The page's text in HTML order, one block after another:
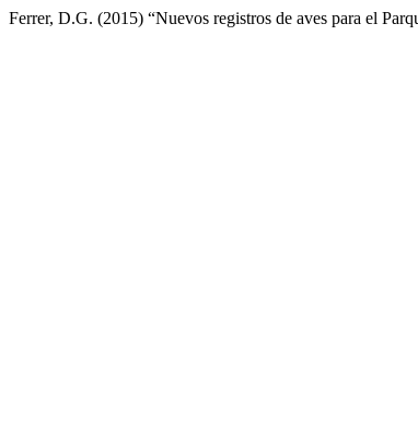
Ferrer, D.G. (2015) “Nuevos registros de aves para el